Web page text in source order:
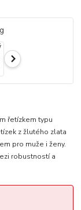
řetízkem typu
z žlutého zlata
pro muže i ženy.
robustností a